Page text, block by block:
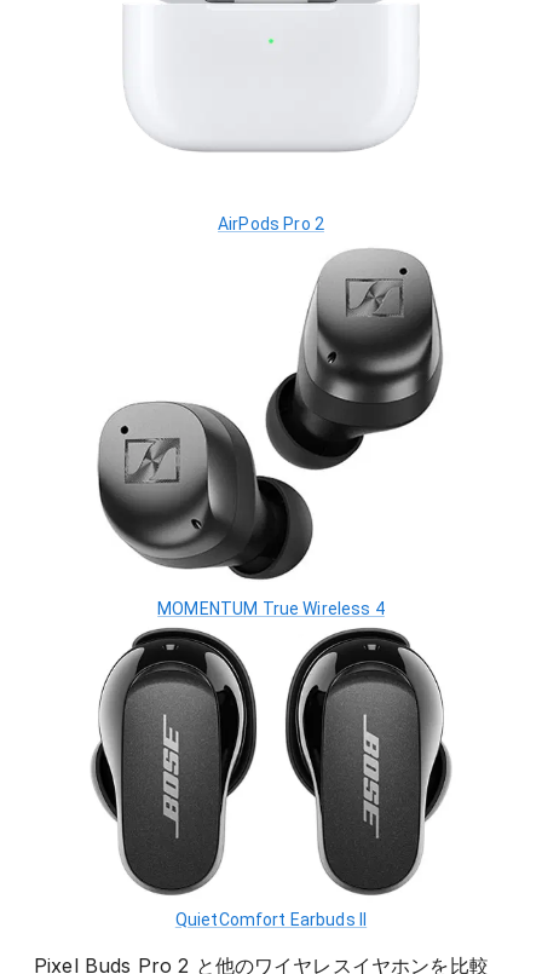
AirPods Pro 2
MOMENTUM True Wireless 4
QuietComfort Earbuds II
Pixel Buds Pro 2 と他のワイヤレスイヤホンを比較